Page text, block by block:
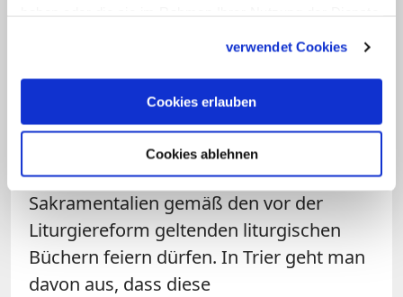
verwendet Cookies
Cookies erlauben
Cookies ablehnen
können. Im deutschsprachigen Raum
Schweizer Bistum Chur. Im Frühjahr 2022
bestätigtePapst Franziskus in einem
Dekret für die Petrusbruderschaft
diese weiterhin alle Sakramente und
Sakramentalien gemäß den vor der
Liturgiereform geltenden liturgischen
Büchern feiern dürfen. In Trier geht man
davon aus, dass diese